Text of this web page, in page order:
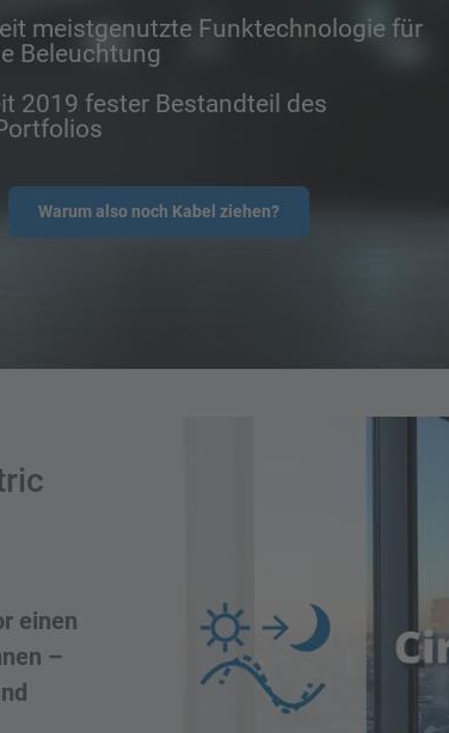
meistgenutzte Funktechnologie für
Beleuchtung
2019 fester Bestandteil des
Warum also noch Kabel ziehen?
einen
–